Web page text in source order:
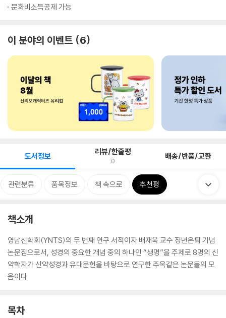
문화비소득공제 가능
이 분야의 이벤트 6
도서정보 리뷰/한줄평
0 배송/반품/교환
관련분류 품목정보 책 속으로 추천평
책소개
영남신학회(YNTS)의 두 번째 연구 서적이자 배재욱 교수 정년은퇴 기념
논문집으로서, 성경의 중요한 개념 중의 하나인 “생명”을 주제로 8명의 신
약학자가 신약성경과 유대문헌을 바탕으로 연구한 주옥같은 논문들의 모
음이다.
목차